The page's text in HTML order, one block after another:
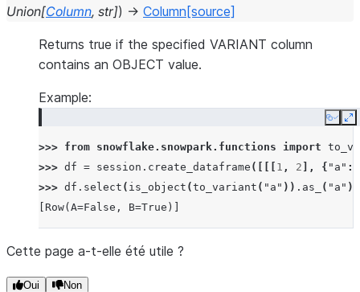
Union[Column, str]) → Column [source]
Returns true if the specified VARIANT column
contains an OBJECT value.
Example:
Copy
>>> from snowflake.snowpark.functions import
>>> df = session . create_dataframe ([[[ 1 , 2 ], { "a" :
>>> df . select ( is_object (to_variant ( "a" )) . as_ ( "a" ),
[Row(A=False, B=True)]
Cette page a-t-elle été utile ?
Oui Non